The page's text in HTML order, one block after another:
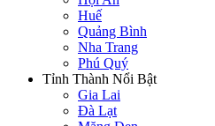
Huế
Quảng Bình
Nha Trang
Phú Quý
Tỉnh Thành Nổi Bật
Gia Lai
Đà Lạt